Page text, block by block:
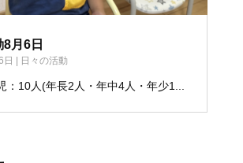
月6日
日 | 日々の活動
：10人(年長2人・年中4人・年少1...